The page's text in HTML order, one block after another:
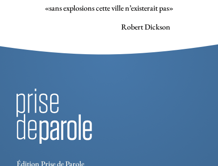
«sans explosions cette ville n’existerait pas»
Robert Dickson
Édition Prise de Parole